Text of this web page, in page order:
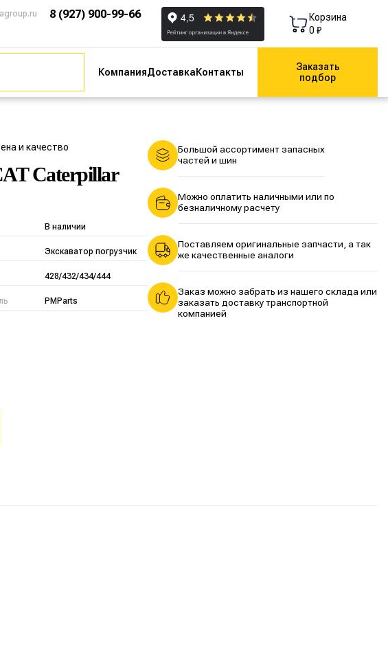
8 (927) 900-99-66
Корзина
0 ₽
КомпанияДоставкаКонтакты
Заказать
подбор
и качество
Caterpillar
В наличии
Экскаватор погрузчик
428/432/434/444
PMParts
Большой ассортимент запасных
частей и шин
Можно оплатить наличными или по
безналичному расчету
Поставляем оригинальные запчасти, а так
же качественные аналоги
Заказ можно забрать из нашего склада или
заказать доставку транспортной
компанией